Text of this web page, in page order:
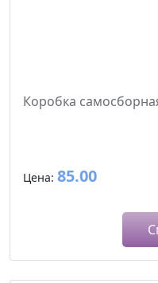
Коробка
Цена: 85.00